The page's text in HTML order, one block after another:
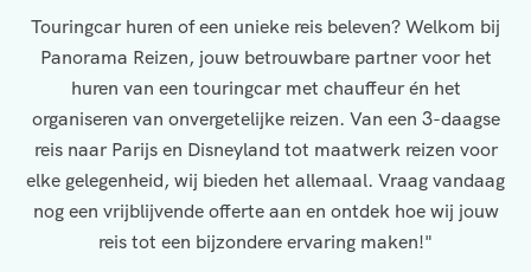
Touringcar huren of een unieke reis beleven? Welkom bij
Panorama Reizen, jouw betrouwbare partner voor het
huren van een touringcar met chauffeur én het
organiseren van onvergetelijke reizen. Van een 3-daagse
reis naar Parijs en Disneyland tot maatwerk reizen voor
elke gelegenheid, wij bieden het allemaal. Vraag vandaag
nog een vrijblijvende offerte aan en ontdek hoe wij jouw
reis tot een bijzondere ervaring maken!"